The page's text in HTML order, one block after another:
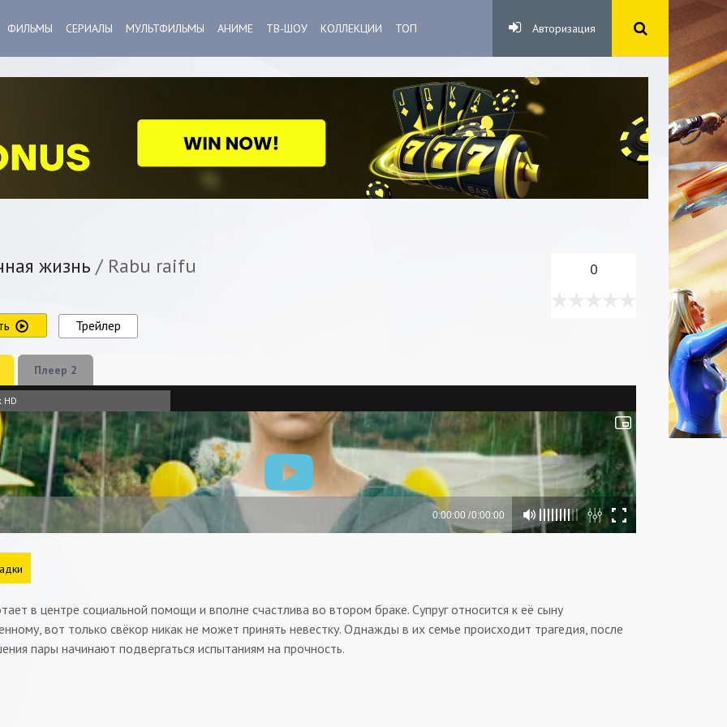
ФИЛЬМЫ СЕРИАЛЫ МУЛЬТФИЛЬМЫ АНИМЕ ТВ-ШОУ КОЛЛЕКЦИИ ТОП Авторизация
жизнь / Rabu raifu 0
Трейлер
Плеер 2
HD
в центре социальной помощи и вполне счастлива во втором браке. Супруг относится к её сыну
вот только свёкор никак не может принять невестку. Однажды в их семье происходит трагедия, после
пары начинают подвергаться испытаниям на прочность.